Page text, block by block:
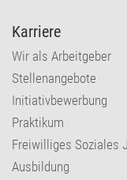
Karriere
Wir als Arbeitgeber
Stellenangebote
Initiativbewerbung
Praktikum
Freiwilliges Soziales
Ausbildung